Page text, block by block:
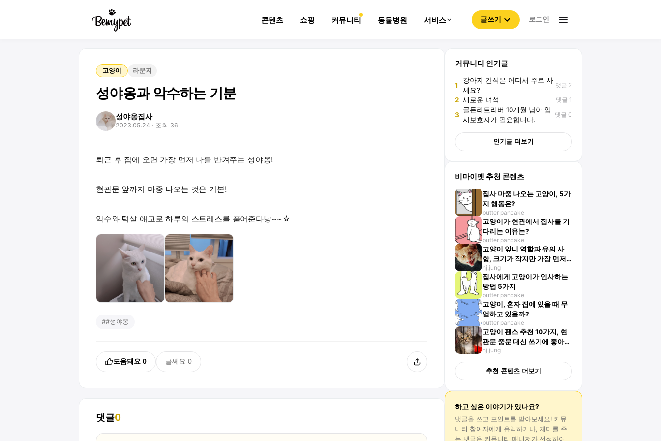
콘텐츠 쇼핑 커뮤니티 동물병원 서비스 글쓰기 로그인
고양이 라운지
성야옹과 악수하는 기분
성야옹집사
2023.05.24 · 조회 36
퇴근 후 집에 오면 가장 먼저 나를 반겨주는 성야옹!
현관문 앞까지 마중 나오는 것은 기본!
악수와 턱살 애교로 하루의 스트레스를 풀어준다냥~~☆
##성야옹
도움돼요 0 글쎄요 0
댓글0
커뮤니티 인기글
1
강아지 간식은 어디서 주로 사
세요?
댓글 2
2 새로운 녀석 댓글 1
3
골든리트리버 10개월 남아 임
시보호자가 필요합니다.
댓글 0
인기글 더보기
비마이펫 추천 콘텐츠
집사 마중 나오는 고양이, 5가
지 행동은?
butter pancake
고양이가 현관에서 집사를 기
다리는 이유는?
butter pancake
고양이 앞니 역할과 유의 사
항, 크기가 작지만 가장 먼저
나요!
hj.jung
집사에게 고양이가 인사하는
방법 5가지
butter pancake
고양이, 혼자 집에 있을 때 무
얼하고 있을까?
butter pancake
고양이 펜스 추천 10가지, 현
관문 중문 대신 쓰기에 좋아
요!
hj.jung
추천 콘텐츠 더보기
하고 싶은 이야기가 있나요?
댓글을 쓰고 포인트를 받아보세요! 커뮤
니티 참여자에게 유익하거나, 재미를 주
는 댓글은 커뮤니티 매니저가 선정하여